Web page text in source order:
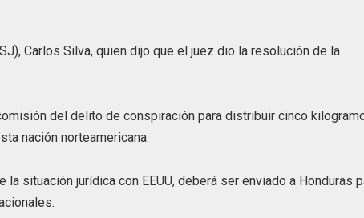
Carlos Silva, quien dijo que el juez dio la resolución de la
del delito de conspiración para distribuir cinco
nación norteamericana.
situación jurídica con EEUU, deberá ser enviado a Honduras